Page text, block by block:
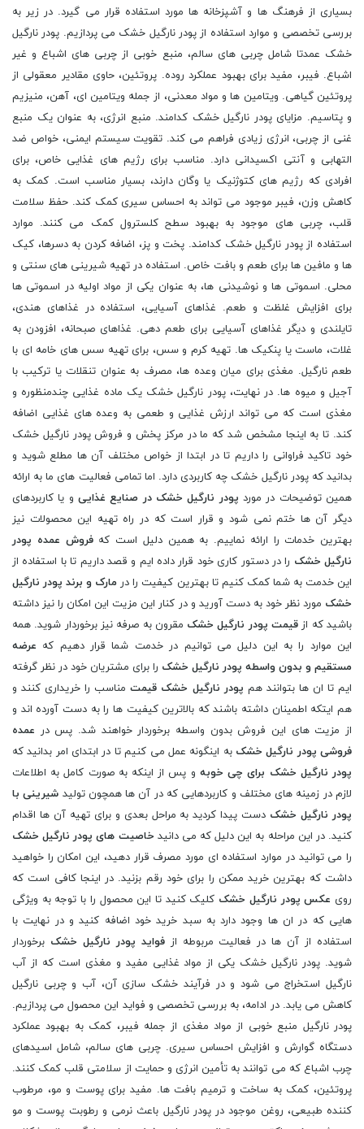
بسیاری از فرهنگ ها و آشپزخانه ها مورد استفاده قرار می گیرد. در زیر به
بررسی تخصصی و موارد استفاده از پودر نارگیل خشک می پردازیم. پودر نارگیل
خشک عمدتا شامل چربی های سالم، منبع خوبی از چربی های اشباع و غیر
اشباع. فیبر، مفید برای بهبود عملکرد روده. پروتئین، حاوی مقادیر معقولی از
پروتئین گیاهی. ویتامین ها و مواد معدنی، از جمله ویتامین ای، آهن، منیزیم
و پتاسیم. مزایای پودر نارگیل خشک کدامند. منبع انرژی، به عنوان یک منبع
غنی از چربی، انرژی زیادی فراهم می کند. تقویت سیستم ایمنی، خواص ضد
التهابی و آنتی اکسیدانی دارد. مناسب برای رژیم های غذایی خاص، برای
افرادی که رژیم های کتوژنیک یا وگان دارند، بسیار مناسب است. کمک به
کاهش وزن، فیبر موجود می تواند به احساس سیری کمک کند. حفظ سلامت
قلب، چربی های موجود به بهبود سطح کلسترول کمک می کنند. موارد
استفاده از پودر نارگیل خشک کدامند. پخت و پز، اضافه کردن به دسرها، کیک
ها و مافین ها برای طعم و بافت خاص. استفاده در تهیه شیرینی های سنتی و
محلی. اسموتی ها و نوشیدنی ها، به عنوان یکی از مواد اولیه در اسموتی ها
برای افزایش غلظت و طعم. غذاهای آسیایی، استفاده در غذاهای هندی،
تایلندی و دیگر غذاهای آسیایی برای طعم دهی. غذاهای صبحانه، افزودن به
غلات، ماست یا پنکیک ها. تهیه کرم و سس، برای تهیه سس های خامه ای با
طعم نارگیل. مغذی برای میان وعده ها، مصرف به عنوان تنقلات یا ترکیب با
آجیل و میوه ها. در نهایت، پودر نارگیل خشک یک ماده غذایی چندمنظوره و
مغذی است که می تواند ارزش غذایی و طعمی به وعده های غذایی اضافه
کند. تا به اینجا مشخص شد که ما در مرکز پخش و فروش پودر نارگیل خشک
خود تاکید فراوانی را داریم تا در ابتدا از خواص مختلف آن ها مطلع شوید و
بدانید که پودر نارگیل خشک چه کاربردی دارد. اما تمامی فعالیت های ما به ارائه
همین توضیحات در مورد پودر نارگیل خشک در صنایع غذایی و یا کاربردهای
دیگر آن ها ختم نمی شود و قرار است که در راه تهیه این محصولات نیز
بهترین خدمات را ارائه نماییم. به همین دلیل است کهفروش عمده پودر
نارگیل خشک را در دستور کاری خود قرار داده ایم و قصد داریم تا با استفاده از
این خدمت به شما کمک کنیم تا بهترین کیفیت را در مارک و برند پودر نارگیل
خشک مورد نظر خود به دست آورید و در کنار این مزیت این امکان را نیز داشته
باشید که از قیمت پودر نارگیل خشک مقرون به صرفه نیز برخوردار شوید. همه
این موارد را به این دلیل می توانیم در خدمت شما قرار دهیم که عرضه
مستقیم و بدون واسطه پودر نارگیل خشک را برای مشتریان خود در نظر گرفته
ایم تا ان ها بتوانند هم پودر نارگیل خشک قیمتمناسب را خریداری کنند و
هم ایتکه اطمینان داشته باشند که بالاترین کیفیت ها را به دست آورده اند و
از مزیت های این فروش بدون واسطه برخوردار خواهند شد. پس در عمده
فروشی پودر نارگیل خشک به اینگونه عمل می کنیم تا در ابتدای امر بدانید که
پودر نارگیل خشک برای چی خوبه و پس از اینکه به صورت کامل به اطلاعات
لازم در زمینه های مختلف و کاربردهایی که در آن ها همچون تولید شیرینی با
پودر نارگیل خشک دست پیدا کردید به مراحل بعدی و برای تهیه آن ها اقدام
کنید. در این مراحله به این دلیل که می دانید خاصیت های پودر نارگیل خشک
را می توانید در موارد استفاده ای مورد مصرف قرار دهید، این امکان را خواهید
داشت که بهترین خرید ممکن را برای خود رقم بزنید. در اینجا کافی است که
روی عکس پودر نارگیل خشک کلیک کنید تا این محصول را با توجه به ویژگی
هایی که در ان ها وجود دارد به سبد خرید خود اضافه کنید و در نهایت با
استفاده از آن ها در فعالیت مربوطه ازفواید پودر نارگیل خشک برخوردار
شوید. پودر نارگیل خشک یکی از مواد غذایی مفید و مغذی است که از آب
نارگیل استخراج می شود و در فرآیند خشک سازی آن، آب و چربی نارگیل
کاهش می یابد. در ادامه، به بررسی تخصصی و فواید این محصول می پردازیم.
پودر نارگیل منبع خوبی از مواد مغذی از جمله فیبر، کمک به بهبود عملکرد
دستگاه گوارش و افزایش احساس سیری. چربی های سالم، شامل اسیدهای
چرب اشباع که می توانند به تأمین انرژی و حمایت از سلامتی قلب کمک کنند.
پروتئین، کمک به ساخت و ترمیم بافت ها. مفید برای پوست و مو، مرطوب
کننده طبیعی، روغن موجود در پودر نارگیل باعث نرمی و رطوبت پوست و مو